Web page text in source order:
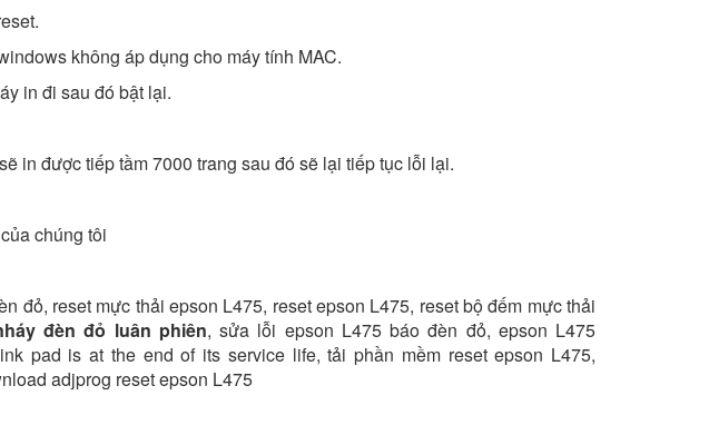
không áp dụng cho máy tính MAC.
in đi sau đó bật lại.
in được tiếp tầm 7000 trang sau đó sẽ lại tiếp tục lỗi lại.
của chúng tôi
đỏ, reset mực thải epson L475, reset epson L475, reset bộ đếm mực thải
đèn đỏ luân phiên, sửa lỗi epson L475 báo đèn đỏ, epson L475
pad is at the end of its service life, tải phần mềm reset epson L475,
adjprog reset epson L475